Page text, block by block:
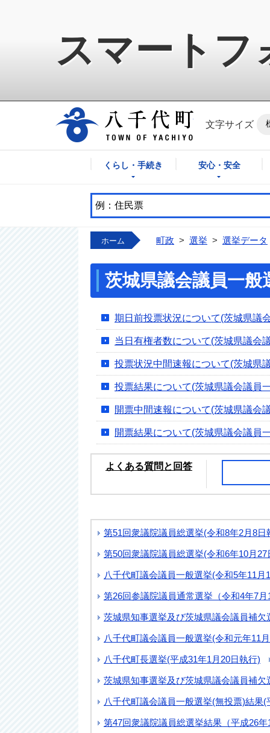
スマートフ
八千代町公式ホ
文字サイズ
くらし・手続き 安心・安全
ホーム 町政 > 選挙 > 選挙データ
茨城県議会議員一般
期日前投票状況について(茨城県議
当日有権者数について(茨城県議会
投票状況中間速報について(茨城県
投票結果について(茨城県議会議員
開票中間速報について(茨城県議会
開票結果について(茨城県議会議員
よくある質問と回答
第51回衆議院議員総選挙(令和8年2月8日
第50回衆議院議員総選挙(令和6年10月27
八千代町議会議員一般選挙(令和5年11月
第26回参議院議員通常選挙（令和4年7月
茨城県知事選挙及び茨城県議会議員補欠
八千代町議会議員一般選挙(令和元年11
八千代町長選挙(平成31年1月20日執行)
茨城県知事選挙及び茨城県議会議員補欠
八千代町議会議員一般選挙(無投票)結果(
第47回衆議院議員総選挙結果（平成26